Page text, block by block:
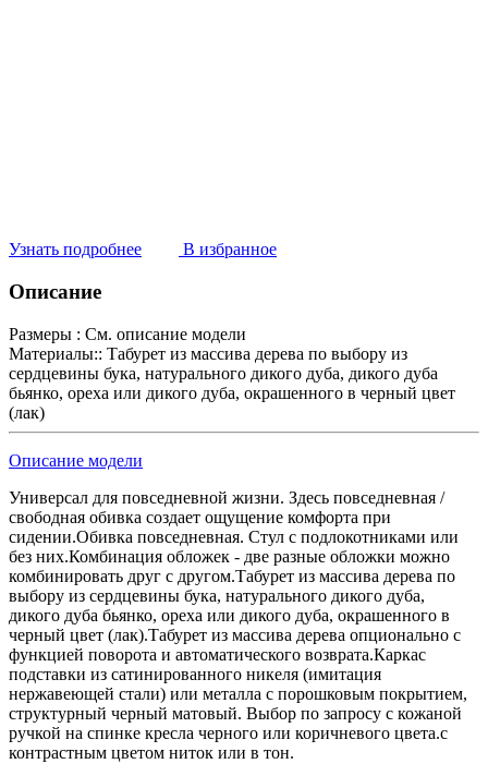
Узнать подробнее В избранное
Описание
Размеры : См. описание модели
Материалы:: Табурет из массива дерева по выбору из
сердцевины бука, натурального дикого дуба, дикого дуба
бьянко, ореха или дикого дуба, окрашенного в черный цвет
(лак)
Описание модели
Универсал для повседневной жизни. Здесь повседневная /
свободная обивка создает ощущение комфорта при
сидении.Обивка повседневная. Стул с подлокотниками или
без них.Комбинация обложек - две разные обложки можно
комбинировать друг с другом.Табурет из массива дерева по
выбору из сердцевины бука, натурального дикого дуба,
дикого дуба бьянко, ореха или дикого дуба, окрашенного в
черный цвет (лак).Табурет из массива дерева опционально с
функцией поворота и автоматического возврата.Каркас
подставки из сатинированного никеля (имитация
нержавеющей стали) или металла с порошковым покрытием,
структурный черный матовый. Выбор по запросу с кожаной
ручкой на спинке кресла черного или коричневого цвета.с
контрастным цветом ниток или в тон.